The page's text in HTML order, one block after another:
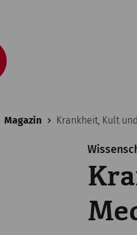
Magazin Krankheit, Kult